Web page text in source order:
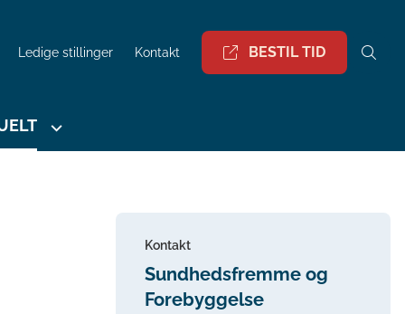
Ledige stillinger Kontakt BESTIL TID
Kontakt
Sundhedsfremme og
Forebyggelse